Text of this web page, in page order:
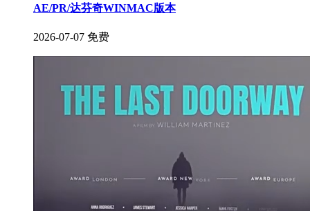
AE/PR/达芬奇WINMAC版本
2026-07-07 免费